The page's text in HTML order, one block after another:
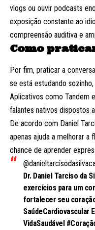
vlogs ou ouvir podcasts
exposição constante ao
compreensão auditiva e
Como
Por fim, praticar a
se está estudando
Aplicativos como Tandem
falantes nativos dispostos
De acordo com Daniel
apenas ajuda a melhorar a
chance de aprender
Dr. Daniel Tarciso da
exercícios para um
fortalecer seu
SaúdeCardiovascular
VidaSaudável